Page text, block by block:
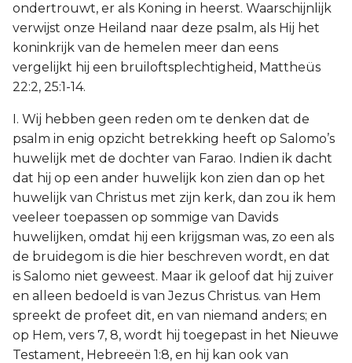
ondertrouwt, er als Koning in heerst. Waarschijnlijk
verwijst onze Heiland naar deze psalm, als Hij het
koninkrijk van de hemelen meer dan eens
vergelijkt hij een bruiloftsplechtigheid, Mattheüs
22:2, 25:1-14.
I. Wij hebben geen reden om te denken dat de
psalm in enig opzicht betrekking heeft op Salomo’s
huwelijk met de dochter van Farao. Indien ik dacht
dat hij op een ander huwelijk kon zien dan op het
huwelijk van Christus met zijn kerk, dan zou ik hem
veeleer toepassen op sommige van Davids
huwelijken, omdat hij een krijgsman was, zo een als
de bruidegom is die hier beschreven wordt, en dat
is Salomo niet geweest. Maar ik geloof dat hij zuiver
en alleen bedoeld is van Jezus Christus. van Hem
spreekt de profeet dit, en van niemand anders; en
op Hem, vers 7, 8, wordt hij toegepast in het Nieuwe
Testament, Hebreeën 1:8, en hij kan ook van